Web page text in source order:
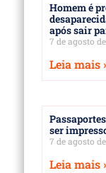
Homem é
após sair
7 de agosto
Leia mais
ser
7 de agosto
Leia mais